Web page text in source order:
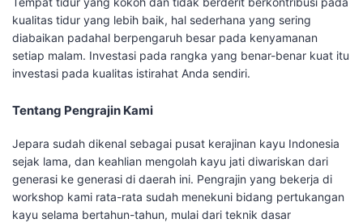
kualitas tidur yang lebih baik, hal sederhana yang sering
diabaikan padahal berpengaruh besar pada kenyamanan
setiap malam. Investasi pada rangka yang benar-benar kuat itu
investasi pada kualitas istirahat Anda sendiri.
Tentang Pengrajin Kami
Jepara sudah dikenal sebagai pusat kerajinan kayu Indonesia
sejak lama, dan keahlian mengolah kayu jati diwariskan dari
generasi ke generasi di daerah ini. Pengrajin yang bekerja di
workshop kami rata-rata sudah menekuni bidang pertukangan
kayu selama bertahun-tahun, mulai dari teknik dasar